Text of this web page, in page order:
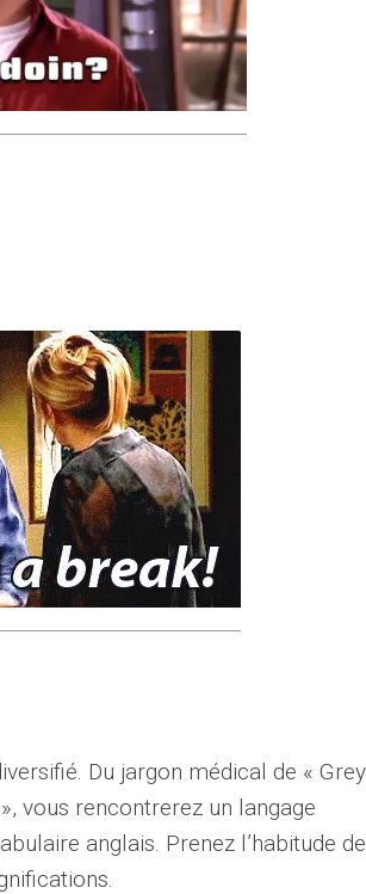
Du jargon médical de «
vous rencontrerez un langage
anglais. Prenez l’habitude de